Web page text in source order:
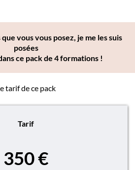
vous vous posez, je me les suis
posées
ce pack de 4 formations !
tarif de ce pack
Tarif
350 €